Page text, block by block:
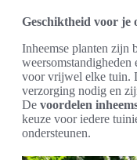
Geschiktheid voor je
Inheemse planten zijn
weersomstandigheden
voor vrijwel elke tuin.
verzorging nodig en
De voordelen
keuze voor iedere
ondersteunen.